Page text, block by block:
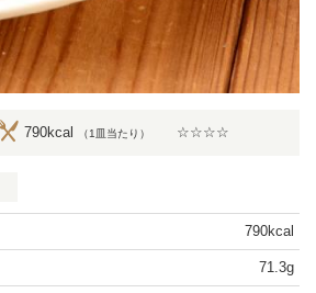
790kcal （1皿当たり） ☆☆☆☆
790kcal
71.3g